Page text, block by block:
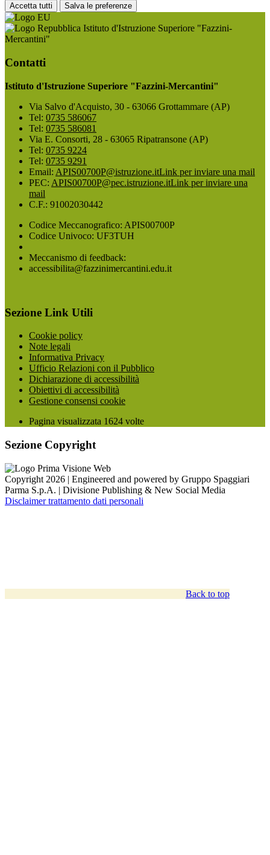
Accetta tutti Salva le preferenze
Istituto d'Istruzione Superiore "Fazzini-
Mercantini"
Contatti
Istituto d'Istruzione Superiore "Fazzini-Mercantini"
Via Salvo d'Acquisto, 30 - 63066 Grottammare (AP)
Tel: 0735 586067
Tel: 0735 586081
Via E. Consorti, 28 - 63065 Ripatransone (AP)
Tel: 0735 9224
Tel: 0735 9291
Email: APIS00700P@istruzione.itLink per inviare una mail
PEC: APIS00700P@pec.istruzione.itLink per inviare una
mail
C.F.: 91002030442
Codice Meccanografico: APIS00700P
Codice Univoco: UF3TUH
Meccanismo di feedback:
accessibilita@fazzinimercantini.edu.it
Sezione Link Utili
Cookie policy
Note legali
Informativa Privacy
Ufficio Relazioni con il Pubblico
Dichiarazione di accessibilità
Obiettivi di accessibilità
Gestione consensi cookie
Pagina visualizzata 1624 volte
Sezione Copyright
Copyright 2026 | Engineered and powered by Gruppo Spaggiari
Parma S.p.A. | Divisione Publishing & New Social Media
Disclaimer trattamento dati personali
Back to top